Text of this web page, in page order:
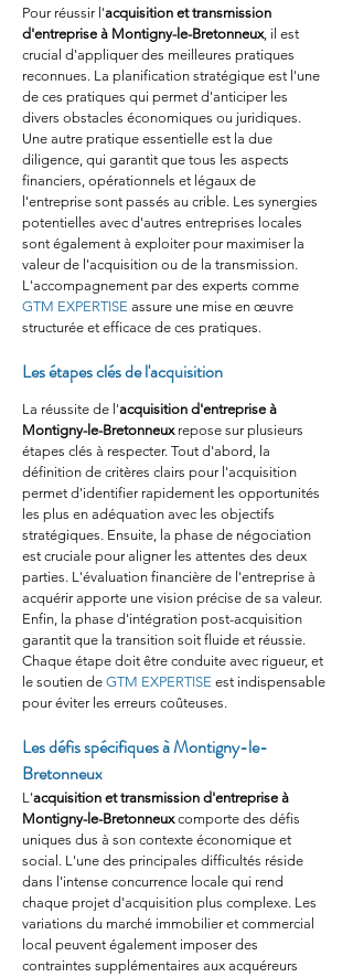
Pour réussir l'acquisition et transmission
d'entreprise à Montigny-le-Bretonneux, il est
crucial d'appliquer des meilleures pratiques
reconnues. La planification stratégique est l'une
de ces pratiques qui permet d'anticiper les
divers obstacles économiques ou juridiques.
Une autre pratique essentielle est la due
diligence, qui garantit que tous les aspects
financiers, opérationnels et légaux de
l'entreprise sont passés au crible. Les synergies
potentielles avec d'autres entreprises locales
sont également à exploiter pour maximiser la
valeur de l'acquisition ou de la transmission.
L'accompagnement par des experts comme
GTM EXPERTISE assure une mise en œuvre
structurée et efficace de ces pratiques.
Les étapes clés de l'acquisition
La réussite de l'acquisition d'entreprise à
Montigny-le-Bretonneux repose sur plusieurs
étapes clés à respecter. Tout d'abord, la
définition de critères clairs pour l'acquisition
permet d'identifier rapidement les opportunités
les plus en adéquation avec les objectifs
stratégiques. Ensuite, la phase de négociation
est cruciale pour aligner les attentes des deux
parties. L'évaluation financière de l'entreprise à
acquérir apporte une vision précise de sa valeur.
Enfin, la phase d'intégration post-acquisition
garantit que la transition soit fluide et réussie.
Chaque étape doit être conduite avec rigueur, et
le soutien de GTM EXPERTISE est indispensable
pour éviter les erreurs coûteuses.
Les défis spécifiques à Montigny-le-
Bretonneux
L'acquisition et transmission d'entreprise à
Montigny-le-Bretonneux comporte des défis
uniques dus à son contexte économique et
social. L'une des principales difficultés réside
dans l'intense concurrence locale qui rend
chaque projet d'acquisition plus complexe. Les
variations du marché immobilier et commercial
local peuvent également imposer des
contraintes supplémentaires aux acquéreurs